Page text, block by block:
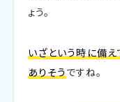
ょう。
いざという時に備
ありそうですね。